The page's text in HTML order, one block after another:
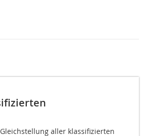
aller klassifizierten